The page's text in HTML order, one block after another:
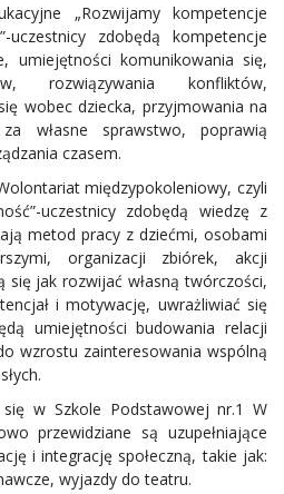
„Rozwijamy kompetencje
uczestnicy zdobędą kompetencje
umiejętności komunikowania się,
rozwiązywania konfliktów,
wobec dziecka, przyjmowania na
własne sprawstwo, poprawią
czasem.
międzypokoleniowy, czyli
uczestnicy zdobędą wiedzę z
metod pracy z dziećmi, osobami
organizacji zbiórek, akcji
się jak rozwijać własną twórczości,
i motywację, uwrażliwiać się
umiejętności budowania relacji
wzrostu zainteresowania wspólną
się w Szkole Podstawowej nr.1 W
przewidziane są uzupełniające
i integrację społeczną, takie jak:
wyjazdy do teatru.